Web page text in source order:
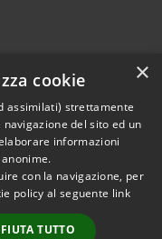
• Comune di Santa
Margherita Ligure •
Powered by
• Accesso
×
cookie
assimilati) strettamente
del sito ed un
informazioni
con la navigazione, per
policy al seguente link
TUTTO